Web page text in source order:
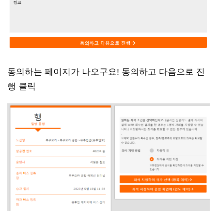
동의하는 페이지가 나오구요! 동의하고 다음으로 진
행 클릭